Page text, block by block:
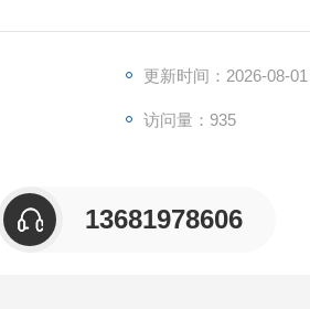
更新时间：2026-08-01
访问量：935
13681978606